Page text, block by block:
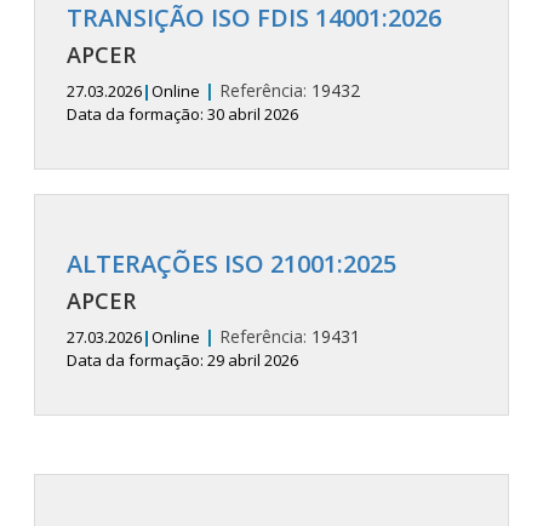
TRANSIÇÃO ISO FDIS 14001:2026
APCER
27.03.2026|Online | Referência: 19432
Data da formação: 30 abril 2026
ALTERAÇÕES ISO 21001:2025
APCER
27.03.2026|Online | Referência: 19431
Data da formação: 29 abril 2026